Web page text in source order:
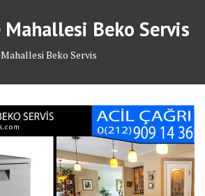
Mahallesi Beko Servis
Beko Servis